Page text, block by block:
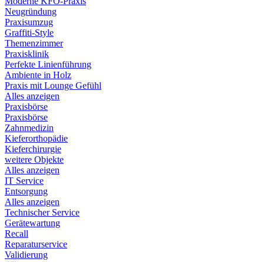
Neugründung
Praxisumzug
Graffiti-Style
Themenzimmer
Praxisklinik
Perfekte Linienführung
Ambiente in Holz
Praxis mit Lounge Gefühl
Alles anzeigen
Praxisbörse
Praxisbörse
Zahnmedizin
Kieferorthopädie
Kieferchirurgie
weitere Objekte
Alles anzeigen
IT Service
Entsorgung
Alles anzeigen
Technischer Service
Gerätewartung
Recall
Reparaturservice
Validierung